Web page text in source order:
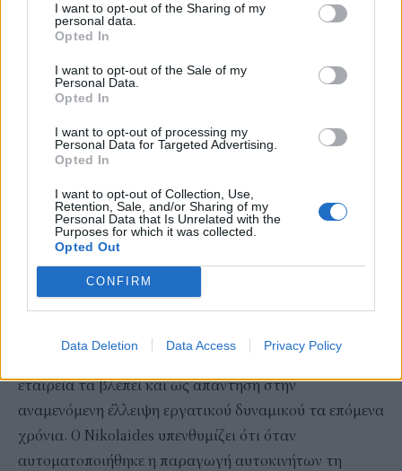
I want to opt-out of the Sharing of my
personal data.
Opted In
I want to opt-out of the Sale of my
Personal Data.
Opted In
I want to opt-out of processing my
Personal Data for Targeted Advertising.
Opted In
I want to opt-out of Collection, Use,
Retention, Sale, and/or Sharing of my
Personal Data that Is Unrelated with the
Purposes for which it was collected.
Opted Out
CONFIRM
Data Deletion Data Access Privacy Policy
όπως εξάλλου συμβαίνει και στην περίπτωση των
εργαζομένων σε μια γραμμή παραγωγής. Δηλαδή θα
αναλαμβάνουν συγκεκριμένους ρόλους για μεγάλα
χρονικά διαστήματα.
Το πρακτικό ζήτημα της αυτονομίας
Το Aeon έχει διάρκεια μπαταρίας περίπου τρεις ώρες,
τουλάχιστον. Για το λόγο αυτό έχει σχεδιαστεί ώστε να
αλλάζει μόνο του μπαταρία σε περίπου τρία λεπτά,
υπολογίζοντας και τη μετάβασή του από και προς τον
σταθμό φόρτισης.
Για τη BMW, τα ρομπότ αυτά μπορούν να βοηθήσουν
σε εργασίες που είναι επαναλαμβανόμενες ή σωματικά
εταιρεία τα βλέπει και ως απάντηση στην
αναμενόμενη έλλειψη εργατικού δυναμικού τα επόμενα
χρόνια. Ο Nikolaides υπενθυμίζει ότι όταν
αυτοματοποιήθηκε η παραγωγή αυτοκινήτων τη